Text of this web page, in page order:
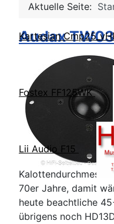
Kartesian
Fostex FF125WK
Lii Audio F15
Aktuelle Seite:
Audax
70er Jahre, damit
heute beachtliche
übrigens noch